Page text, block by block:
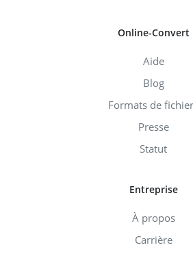
Online-Convert
Aide
Blog
Formats de
Presse
Statut
Entreprise
À propos
Carrière